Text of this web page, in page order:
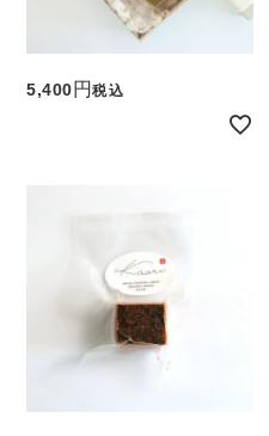
5,400 税込